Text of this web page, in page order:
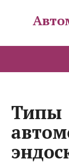
Типы